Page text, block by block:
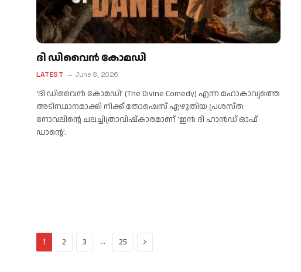
ദി ഡിവൈൻ കോമഡി
LATEST June 8, 2026
‘ദി ഡിവൈൻ കോമഡി’ (The Divine Comedy) എന്ന മഹാകാവ്യത്തെ
അടിസ്ഥാനമാക്കി നിക്ക് തോഷെസ് എഴുതിയ പ്രശസ്ത
നോവലിന്റെ ചലച്ചിത്രാവിഷ്കാരമാണ് ‘ഇൻ ദി ഹാൻഡ് ഓഫ്
ഡാന്റെ’.
1 2 3 … 25 Next